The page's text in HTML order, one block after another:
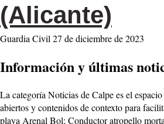
(Alicante)
Guardia Civil 27 de diciembre de 2023
Información y últimas
La categoría Noticias de Calpe es el
abiertos y contenidos de contexto para
playa Arenal Bol; Conductor atropello